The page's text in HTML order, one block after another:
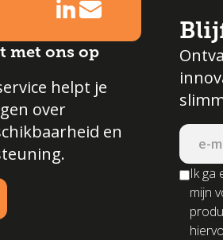
met ons op
helpt je
over
en
Ik ga
mijn